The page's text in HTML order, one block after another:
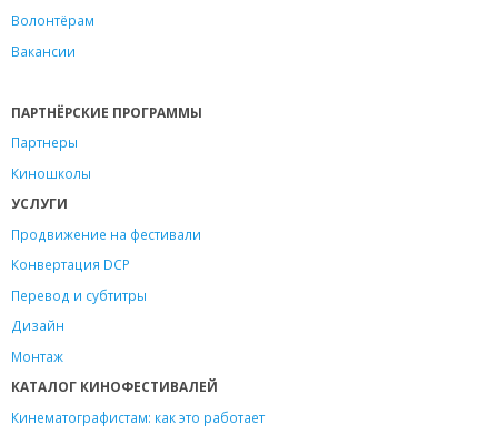
Волонтёрам
Вакансии
ПАРТНЁРСКИЕ ПРОГРАММЫ
Партнеры
Киношколы
УСЛУГИ
Продвижение на фестивали
Конвертация DCP
Перевод и субтитры
Дизайн
Монтаж
КАТАЛОГ КИНОФЕСТИВАЛЕЙ
Кинематографистам: как это работает